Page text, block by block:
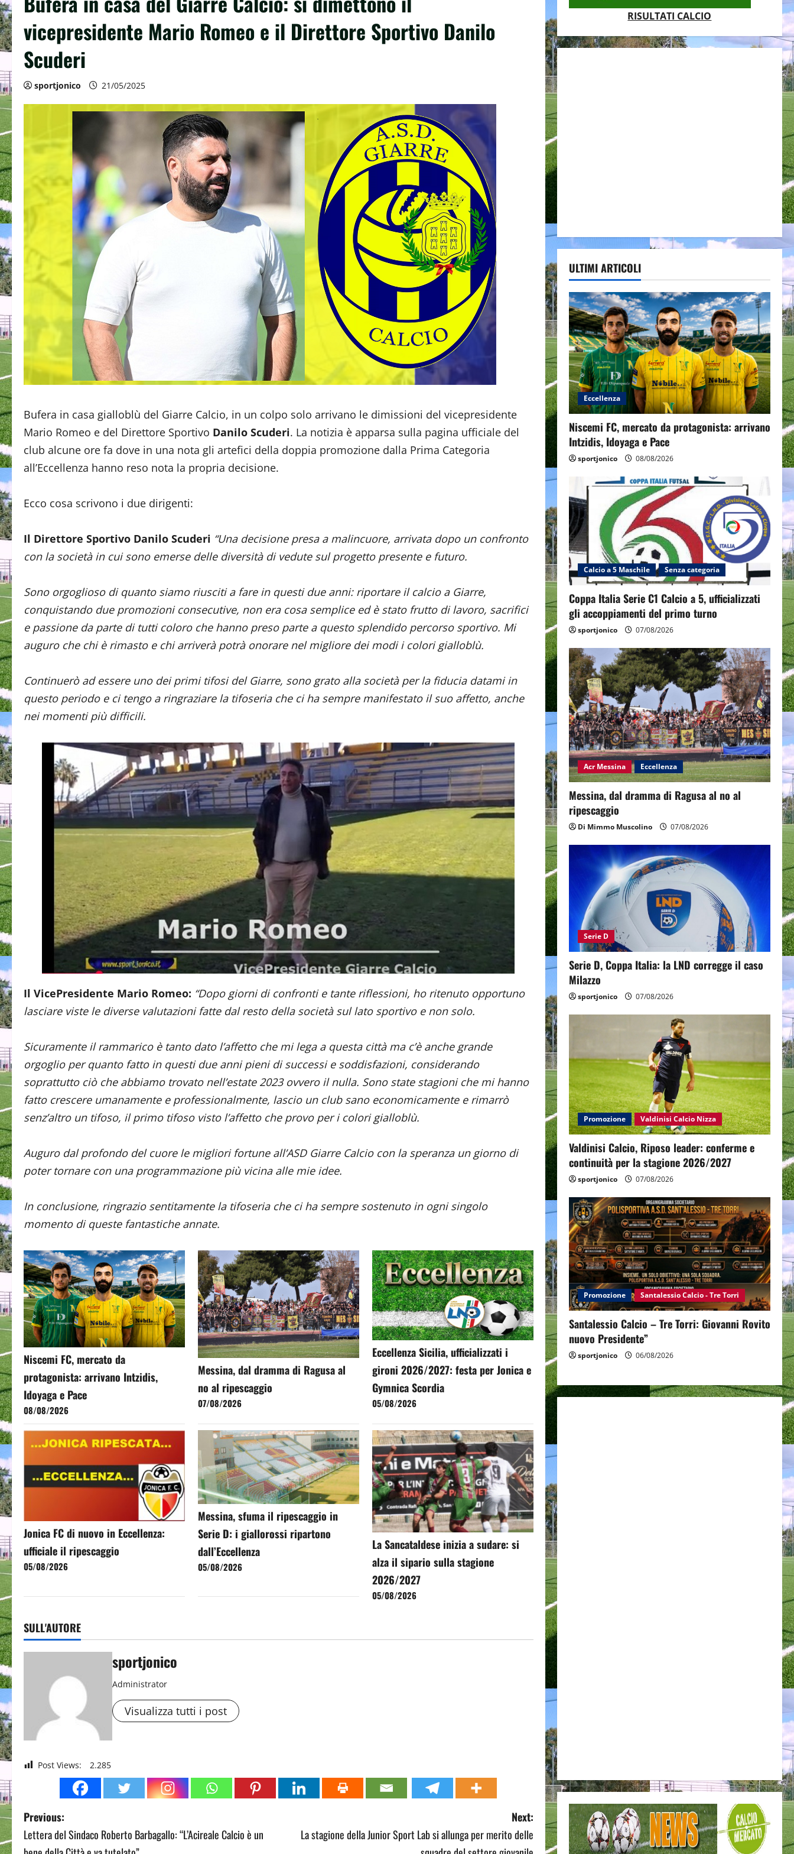
vicepresidente Mario Romeo e il Direttore Sportivo Danilo
Scuderi
sportjonico 21/05/2025
Bufera in casa gialloblù del Giarre Calcio, in un colpo solo arrivano le dimissioni del vicepresidente
Mario Romeo e del Direttore Sportivo Danilo Scuderi. La notizia è apparsa sulla pagina ufficiale del
club alcune ore fa dove in una nota gli artefici della doppia promozione dalla Prima Categoria
all’Eccellenza hanno reso nota la propria decisione.
Ecco cosa scrivono i due dirigenti:
Il Direttore Sportivo Danilo Scuderi “Una decisione presa a malincuore, arrivata dopo un confronto
con la società in cui sono emerse delle diversità di vedute sul progetto presente e futuro.
Sono orgoglioso di quanto siamo riusciti a fare in questi due anni: riportare il calcio a Giarre,
conquistando due promozioni consecutive, non era cosa semplice ed è stato frutto di lavoro, sacrifici
e passione da parte di tutti coloro che hanno preso parte a questo splendido percorso sportivo. Mi
auguro che chi è rimasto e chi arriverà potrà onorare nel migliore dei modi i colori gialloblù.
Continuerò ad essere uno dei primi tifosi del Giarre, sono grato alla società per la fiducia datami in
questo periodo e ci tengo a ringraziare la tifoseria che ci ha sempre manifestato il suo affetto, anche
nei momenti più difficili.
Il VicePresidente Mario Romeo: “Dopo giorni di confronti e tante riflessioni, ho ritenuto opportuno
lasciare viste le diverse valutazioni fatte dal resto della società sul lato sportivo e non solo.
Sicuramente il rammarico è tanto dato l’affetto che mi lega a questa città ma c’è anche grande
orgoglio per quanto fatto in questi due anni pieni di successi e soddisfazioni, considerando
soprattutto ciò che abbiamo trovato nell’estate 2023 ovvero il nulla. Sono state stagioni che mi hanno
fatto crescere umanamente e professionalmente, lascio un club sano economicamente e rimarrò
senz’altro un tifoso, il primo tifoso visto l’affetto che provo per i colori gialloblù.
Auguro dal profondo del cuore le migliori fortune all’ASD Giarre Calcio con la speranza un giorno di
poter tornare con una programmazione più vicina alle mie idee.
In conclusione, ringrazio sentitamente la tifoseria che ci ha sempre sostenuto in ogni singolo
momento di queste fantastiche annate.
Niscemi FC, mercato da
protagonista: arrivano Intzidis,
Idoyaga e Pace
08/08/2026
Messina, dal dramma di Ragusa al
no al ripescaggio
07/08/2026
Eccellenza Sicilia, ufficializzati i
gironi 2026/2027: festa per Jonica e
Gymnica Scordia
05/08/2026
Jonica FC di nuovo in Eccellenza:
ufficiale il ripescaggio
05/08/2026
Messina, sfuma il ripescaggio in
Serie D: i giallorossi ripartono
dall’Eccellenza
05/08/2026
La Sancataldese inizia a sudare: si
alza il sipario sulla stagione
2026/2027
05/08/2026
SULL'AUTORE
sportjonico
Administrator
Visualizza tutti i post
Post Views: 2.285
P
o
Previous:
Lettera del Sindaco Roberto Barbagallo: “L’Acireale Calcio è un
Next:
La stagione della Junior Sport Lab si allunga per merito delle
RISULTATI CALCIO
ULTIMI ARTICOLI
Eccellenza
Niscemi FC, mercato da protagonista: arrivano
Intzidis, Idoyaga e Pace
sportjonico 08/08/2026
Calcio a 5 Maschile Senza categoria
Coppa Italia Serie C1 Calcio a 5, ufficializzati
gli accoppiamenti del primo turno
sportjonico 07/08/2026
Acr Messina Eccellenza
Messina, dal dramma di Ragusa al no al
ripescaggio
Di Mimmo Muscolino 07/08/2026
Serie D
Serie D, Coppa Italia: la LND corregge il caso
Milazzo
sportjonico 07/08/2026
Promozione Valdinisi Calcio Nizza
Valdinisi Calcio, Riposo leader: conferme e
continuità per la stagione 2026/2027
sportjonico 07/08/2026
Promozione Santalessio Calcio - Tre Torri
Santalessio Calcio – Tre Torri: Giovanni Rovito
nuovo Presidente”
sportjonico 06/08/2026